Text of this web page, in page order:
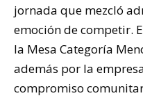
jornada que mezcló
emoción de competir.
la Mesa Categoría
además por la
compromiso